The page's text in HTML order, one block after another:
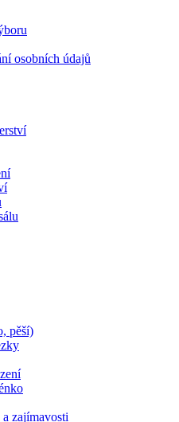
osobních údajů
pěší)
zajímavosti